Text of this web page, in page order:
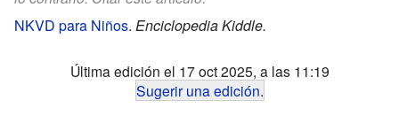
NKVD para Niños. Enciclopedia Kiddle.
Última edición el 17 oct 2025, a las 11:19
Sugerir una edición.